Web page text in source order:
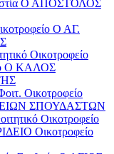
Ο ΑΠΟΣΤΟΛΟΣ
Ο ΑΓ.
Οικοτροφείο
Ο ΚΑΛΟΣ
Οικοτροφείο
ΣΠΟΥΔΑΣΤΩΝ
Οικοτροφείο
Οικοτροφείο